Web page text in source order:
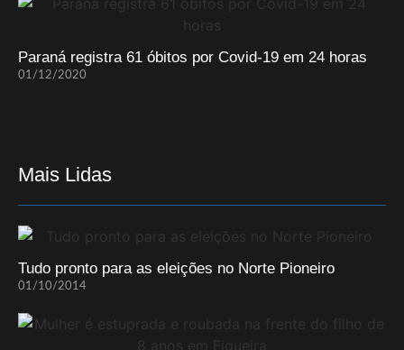
Paraná registra 61 óbitos por Covid-19 em 24 horas
01/12/2020
Mais Lidas
Tudo pronto para as eleições no Norte Pioneiro
01/10/2014